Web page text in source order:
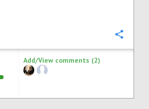
Add/View comments (2)